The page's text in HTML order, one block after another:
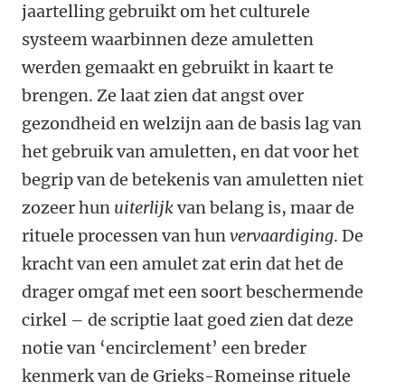
jaartelling gebruikt om het culturele
systeem waarbinnen deze amuletten
werden gemaakt en gebruikt in kaart te
brengen. Ze laat zien dat angst over
gezondheid en welzijn aan de basis lag van
het gebruik van amuletten, en dat voor het
begrip van de betekenis van amuletten niet
zozeer hun uiterlijkvan belang is, maar de
rituele processen van hunvervaardiging. De
kracht van een amulet zat erin dat het de
drager omgaf met een soort beschermende
cirkel – de scriptie laat goed zien dat deze
notie van ‘encirclement’ een breder
kenmerk van de Grieks-Romeinse rituele